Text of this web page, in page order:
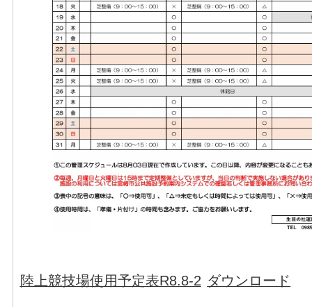
陸上競技場使用予定表R8.8-2 ダウンロード